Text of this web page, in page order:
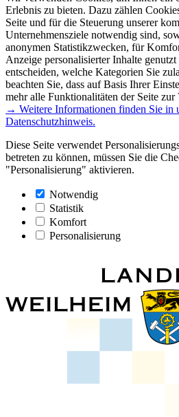
Erlebnis zu bieten. Dazu zählen
Seite und für die Steuerung unserer
Unternehmensziele notwendig sind,
anonymen Statistikzwecken, für
Anzeige personalisierter Inhalte
entscheiden, welche Kategorien Sie
beachten Sie, dass auf Basis Ihrer
mehr alle Funktionalitäten der Seite zur
→ Weitere Informationen finden Sie in
Datenschutzhinweis.
Diese Seite verwendet
betreten zu können, müssen Sie die
"Personalisierung" aktivieren.
Notwendig
Statistik
Komfort
Personalisierung